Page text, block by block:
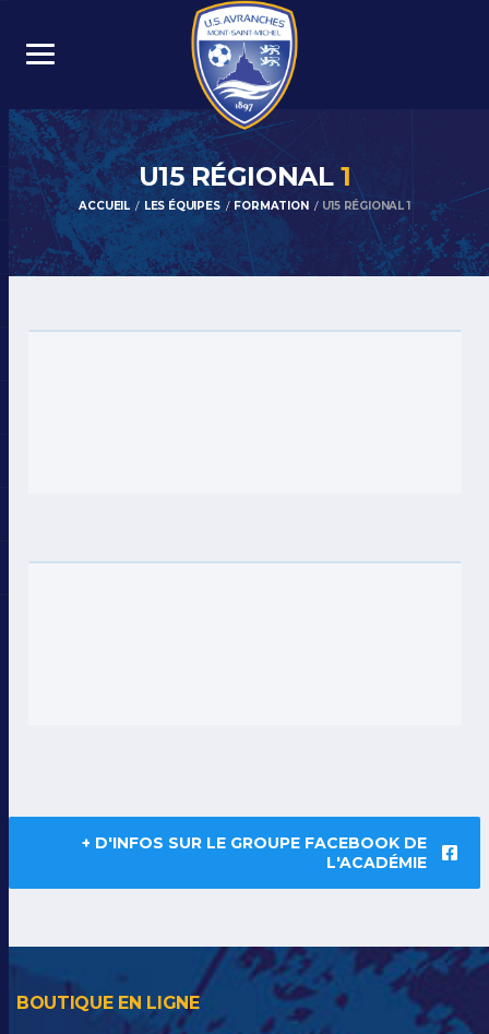
U15 RÉGIONAL 1
ACCUEIL LES ÉQUIPES FORMATION U15 RÉGIONAL 1
+ D'INFOS SUR LE GROUPE FACEBOOK DE
L'ACADÉMIE
BOUTIQUE EN LIGNE